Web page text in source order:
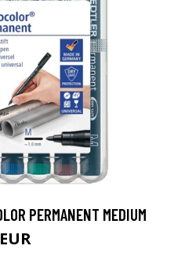
PERMANENT MEDIUM